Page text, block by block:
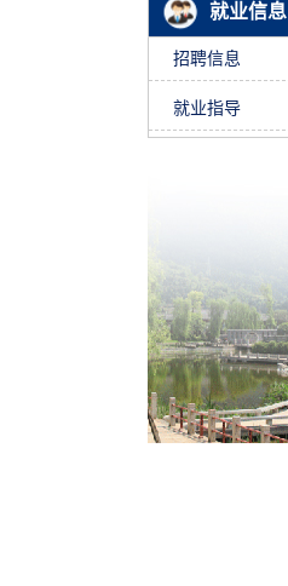
就业信息
招聘信息
就业指导